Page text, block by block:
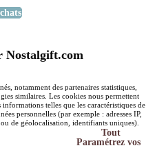
Nostalgift.com
notamment des partenaires statistiques,
similaires. Les cookies nous permettent
informations telles que les caractéristiques de
personnelles (par exemple : adresses IP,
de géolocalisation, identifiants uniques).
Tout
Paramétrez vos